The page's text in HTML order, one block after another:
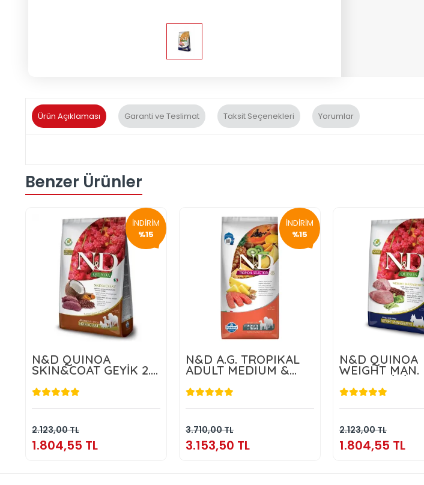
Ürün Açıklaması Garanti ve Teslimat Taksit Seçenekleri Yorumlar
Benzer Ürünler
İNDİRİM
%15
N&D QUINOA
SKIN&COAT GEYİK 2.5
2.123,00 TL
1.804,55 TL
İNDİRİM
%15
N&D A.G. TROPIKAL
ADULT MEDIUM &
3.710,00 TL
3.153,50 TL
Sepete Ekle
N&D QUINOA
WEIGHT MAN.
ADULT MİNİ
2.123,00 TL
1.804,55 TL